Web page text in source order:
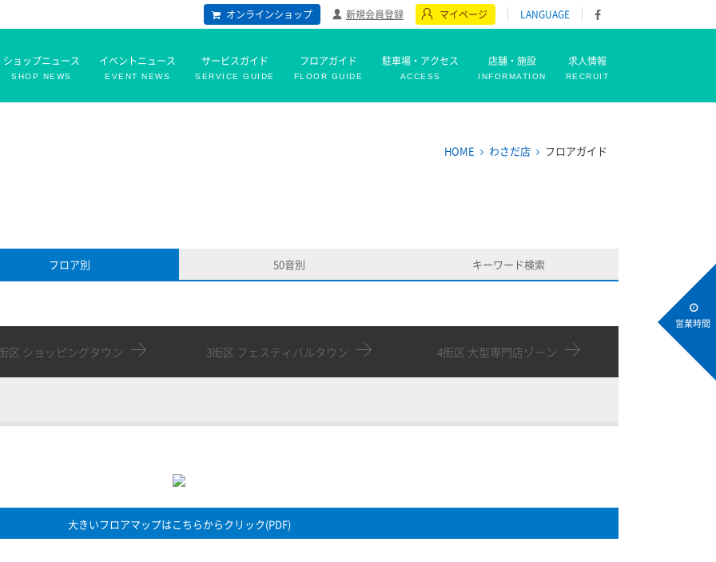
オンラインショップ 新規会員登録 マイページ LANGUAGE
ショップニュース
SHOP NEWS
イベントニュース
EVENT NEWS
サービスガイド
SERVICE GUIDE
フロアガイド
FLOOR GUIDE
駐車場・アクセス
ACCESS
店舗・施設
INFORMATION
求人情報
RECRUIT
営業時間
HOME わさだ店 フロアガイド
フロア別 50音別 キーワード検索
区 ショッピングタウン 3街区 フェスティバルタウン 4街区 大型専門店ゾーン
大きいフロアマップはこちらからクリック(PDF)